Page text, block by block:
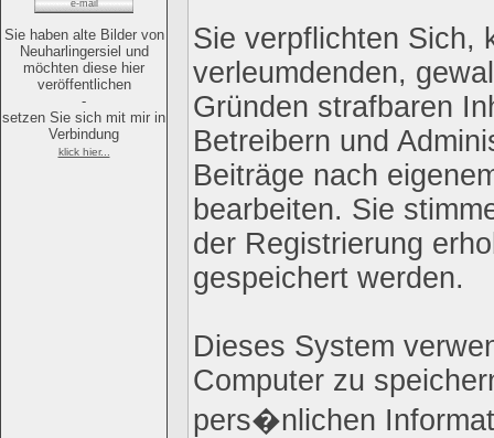
e-mail
Sie haben alte Bilder von
Neuharlingersiel und
möchten diese hier
veröffentlichen
-
setzen Sie sich mit mir in
Verbindung
klick hier...
Sie verpflichten Sich,
verleumdenden,
Gründen strafbaren
Betreibern und
Beiträge nach
bearbeiten. Sie
der Registrierung
gespeichert werden.
Dieses System
Computer zu
pers�nlichen